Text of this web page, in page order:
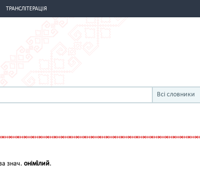
ТРАНСЛІТЕРАЦІЯ
Всі словники
знач. онімі́лий.